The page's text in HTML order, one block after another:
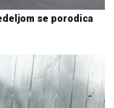
se porodica